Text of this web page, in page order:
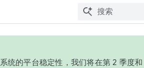
统的平台稳定性，我们将在第 2 季度和